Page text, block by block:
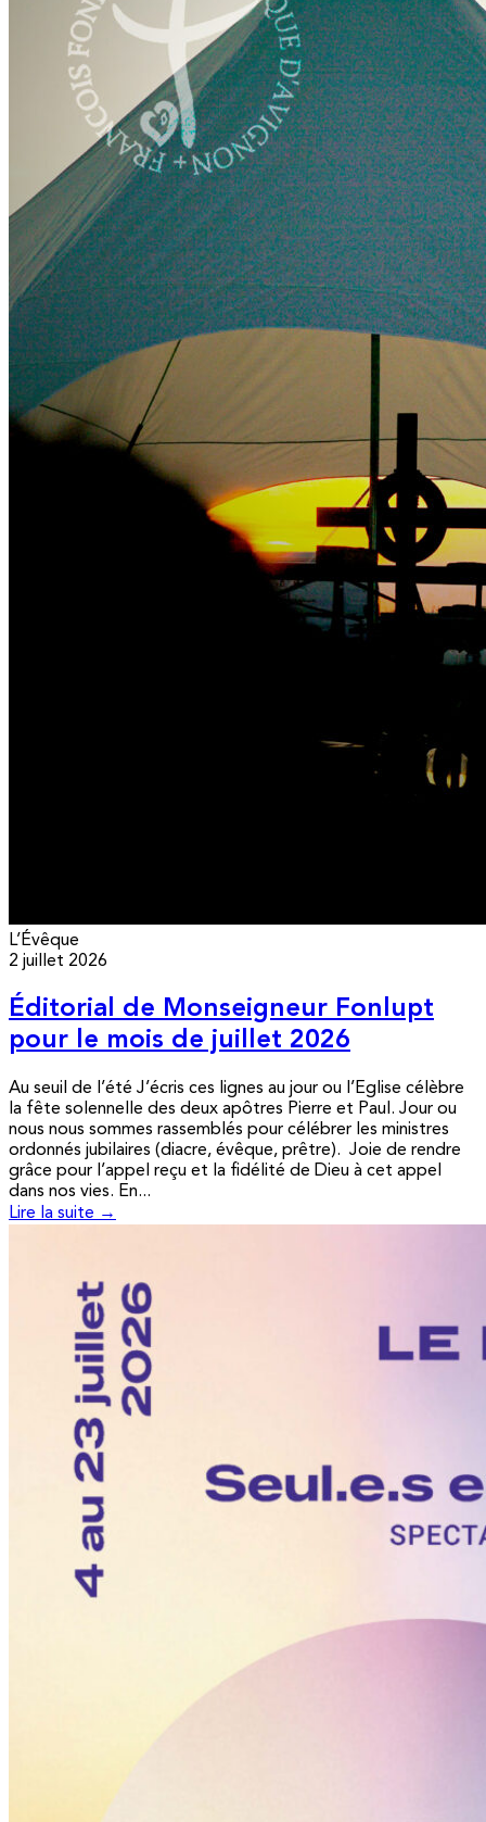
L’Évêque
2 juillet 2026
Éditorial de Monseigneur Fonlupt
pour le mois de juillet 2026
Au seuil de l’été J’écris ces lignes au jour ou l’Eglise célèbre
la fête solennelle des deux apôtres Pierre et Paul. Jour ou
nous nous sommes rassemblés pour célébrer les ministres
ordonnés jubilaires (diacre, évêque, prêtre). Joie de rendre
grâce pour l’appel reçu et la fidélité de Dieu à cet appel
dans nos vies. En...
Lire la suite →